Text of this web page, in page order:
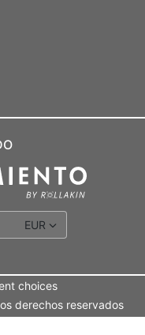
EUR
choices
derechos reservados